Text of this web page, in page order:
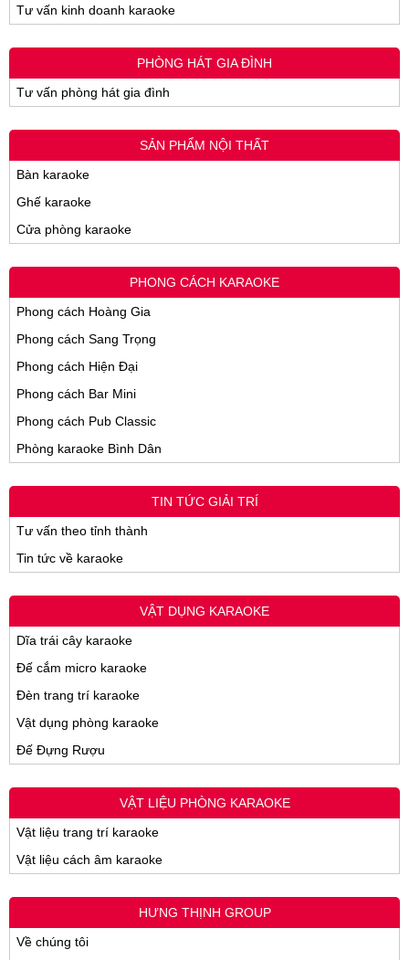
Tư vấn kinh doanh karaoke
PHÒNG HÁT GIA ĐÌNH
Tư vấn phòng hát gia đình
SẢN PHẨM NỘI THẤT
Bàn karaoke
Ghế karaoke
Cửa phòng karaoke
PHONG CÁCH KARAOKE
Phong cách Hoàng Gia
Phong cách Sang Trọng
Phong cách Hiện Đại
Phong cách Bar Mini
Phong cách Pub Classic
Phòng karaoke Bình Dân
TIN TỨC GIẢI TRÍ
Tư vấn theo tỉnh thành
Tin tức về karaoke
VẬT DỤNG KARAOKE
Dĩa trái cây karaoke
Đế cắm micro karaoke
Đèn trang trí karaoke
Vật dụng phòng karaoke
Đế Đựng Rượu
VẬT LIỆU PHÒNG KARAOKE
Vật liệu trang trí karaoke
Vật liệu cách âm karaoke
HƯNG THỊNH GROUP
Về chúng tôi